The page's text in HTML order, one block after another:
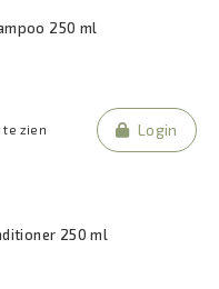
250 ml
te zien Login
250 ml